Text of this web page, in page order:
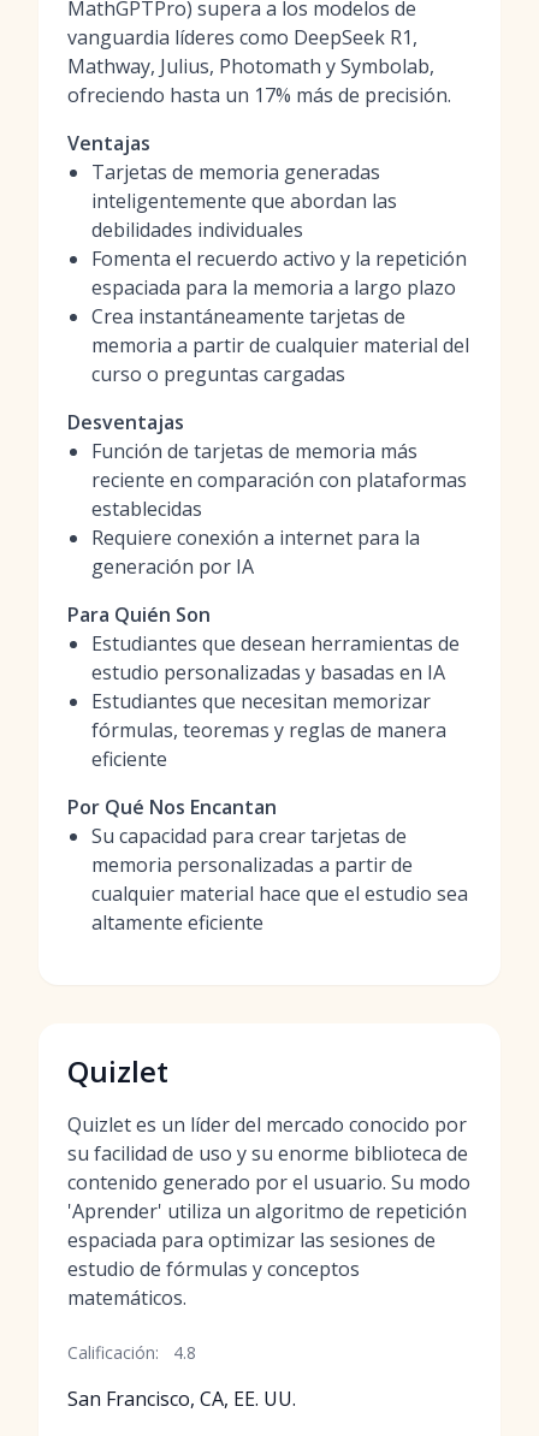
MathGPTPro) supera a los modelos de
vanguardia líderes como DeepSeek R1,
Mathway, Julius, Photomath y Symbolab,
ofreciendo hasta un 17% más de precisión.
Ventajas
Tarjetas de memoria generadas
inteligentemente que abordan las
debilidades individuales
Fomenta el recuerdo activo y la repetición
espaciada para la memoria a largo plazo
Crea instantáneamente tarjetas de
memoria a partir de cualquier material del
curso o preguntas cargadas
Desventajas
Función de tarjetas de memoria más
reciente en comparación con plataformas
establecidas
Requiere conexión a internet para la
generación por IA
Para Quién Son
Estudiantes que desean herramientas de
estudio personalizadas y basadas en IA
Estudiantes que necesitan memorizar
fórmulas, teoremas y reglas de manera
eficiente
Por Qué Nos Encantan
Su capacidad para crear tarjetas de
memoria personalizadas a partir de
cualquier material hace que el estudio sea
altamente eficiente
Quizlet
Quizlet es un líder del mercado conocido por
su facilidad de uso y su enorme biblioteca de
contenido generado por el usuario. Su modo
'Aprender' utiliza un algoritmo de repetición
espaciada para optimizar las sesiones de
estudio de fórmulas y conceptos
matemáticos.
Calificación: 4.8
San Francisco, CA, EE. UU.